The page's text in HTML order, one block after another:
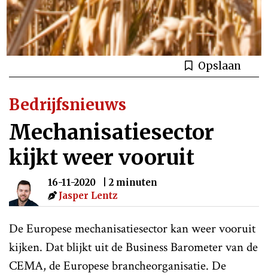
Opslaan
Bedrijfsnieuws
Mechanisatiesector
kijkt weer vooruit
16-11-2020
| 2 minuten
Jasper Lentz
De Europese mechanisatiesector kan weer vooruit
kijken. Dat blijkt uit de Business Barometer van de
CEMA, de Europese brancheorganisatie. De